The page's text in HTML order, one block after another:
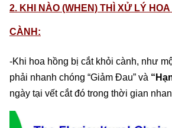
2. KHI NÀO (WHEN) THÌ XỬ LÝ
CÀNH:
-Khi hoa hồng bị cắt khỏi cành, như
phải nhanh chóng “Giảm Đau” và
ngày tại vết cắt đó trong thời gian